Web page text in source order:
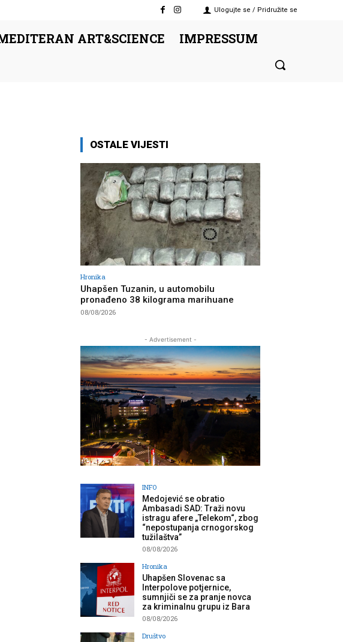
Ulogujte se / Pridružite se
ART&SCIENCE IMPRESSUM
OSTALE VIJESTI
Hronika
Uhapšen Tuzanin, u automobilu
pronađeno 38 kilograma marihuane
08/08/2026
- Advertisement -
INFO
Medojević se obratio
Ambasadi SAD: Traži novu
istragu afere „Telekom“, zbog
“nepostupanja crnogorskog
tužilaštva”
08/08/2026
Hronika
Uhapšen Slovenac sa
Interpolove potjernice,
sumnjiči se za pranje novca
za kriminalnu grupu iz Bara
08/08/2026
Društvo